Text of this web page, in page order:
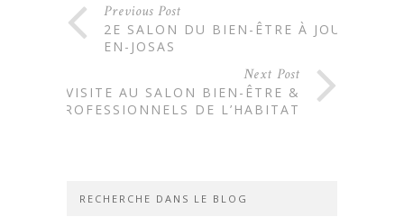
Previous Post
2E SALON DU BIEN-ÊTRE À JOUY-
EN-JOSAS
Next Post
VISITE AU SALON BIEN-ÊTRE &
PROFESSIONNELS DE L’HABITAT
RECHERCHE DANS LE BLOG